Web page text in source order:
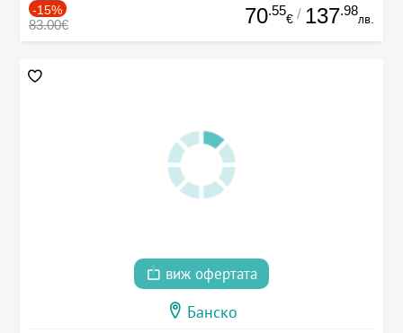
-15%
83.00€ 70.55
€ / 137.98
лв.
виж офертата
Банско